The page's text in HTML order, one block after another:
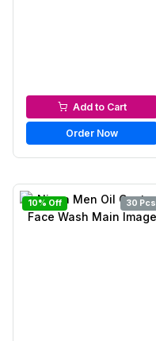
Men’s Face Wash
Add to Cart
Order Now
10% Off 30 Pcs